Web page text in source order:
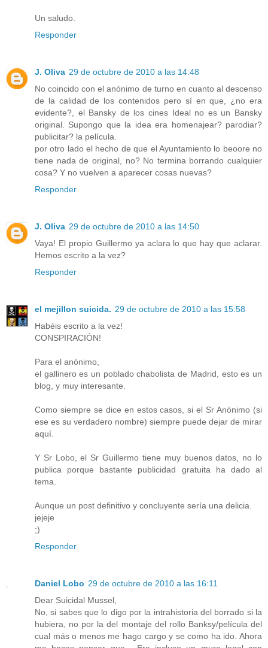
Un saludo.
Responder
J. Oliva 29 de octubre de 2010 a las 14:48
No coincido con el anónimo de turno en cuanto al descenso
de la calidad de los contenidos pero sí en que, ¿no era
evidente?, el Bansky de los cines Ideal no es un Bansky
original. Supongo que la idea era homenajear? parodiar?
publicitar? la película.
por otro lado el hecho de que el Ayuntamiento lo beoore no
tiene nada de original, no? No termina borrando cualquier
cosa? Y no vuelven a aparecer cosas nuevas?
Responder
J. Oliva 29 de octubre de 2010 a las 14:50
Vaya! El propio Guillermo ya aclara lo que hay que aclarar.
Hemos escrito a la vez?
Responder
el mejillon suicida. 29 de octubre de 2010 a las 15:58
Habéis escrito a la vez!
CONSPIRACIÓN!
Para el anónimo,
el gallinero es un poblado chabolista de Madrid, esto es un
blog, y muy interesante.
Como siempre se dice en estos casos, si el Sr Anónimo (si
ese es su verdadero nombre) siempre puede dejar de mirar
aquí.
Y Sr Lobo, el Sr Guillermo tiene muy buenos datos, no lo
publica porque bastante publicidad gratuita ha dado al
tema.
Aunque un post definitivo y concluyente sería una delicia.
jejeje
;)
Responder
Daniel Lobo 29 de octubre de 2010 a las 16:11
Dear Suicidal Mussel,
No, si sabes que lo digo por la intrahistoria del borrado si la
hubiera, no por la del montaje del rollo Banksy/película del
cual más o menos me hago cargo y se como ha ido. Ahora